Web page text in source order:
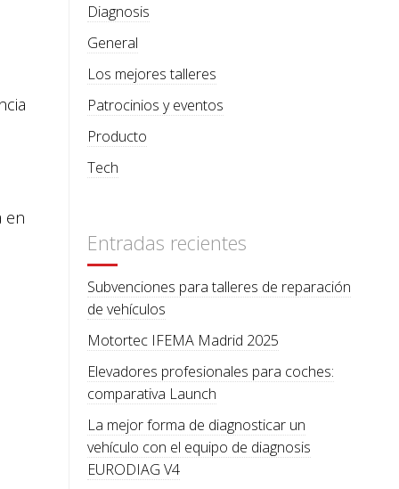
en
Diagnosis
General
Los mejores talleres
Patrocinios y eventos
Producto
Tech
Entradas recientes
Subvenciones para talleres de reparación
de vehículos
Motortec IFEMA Madrid 2025
Elevadores profesionales para coches:
comparativa Launch
La mejor forma de diagnosticar un
vehículo con el equipo de diagnosis
EURODIAG V4